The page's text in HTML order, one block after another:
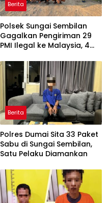
Berita
Polsek Sungai Sembilan
Gagalkan Pengiriman 29
PMI Ilegal ke Malaysia, 4
Berita
Polres Dumai Sita 33 Paket
Sabu di Sungai Sembilan,
Satu Pelaku Diamankan